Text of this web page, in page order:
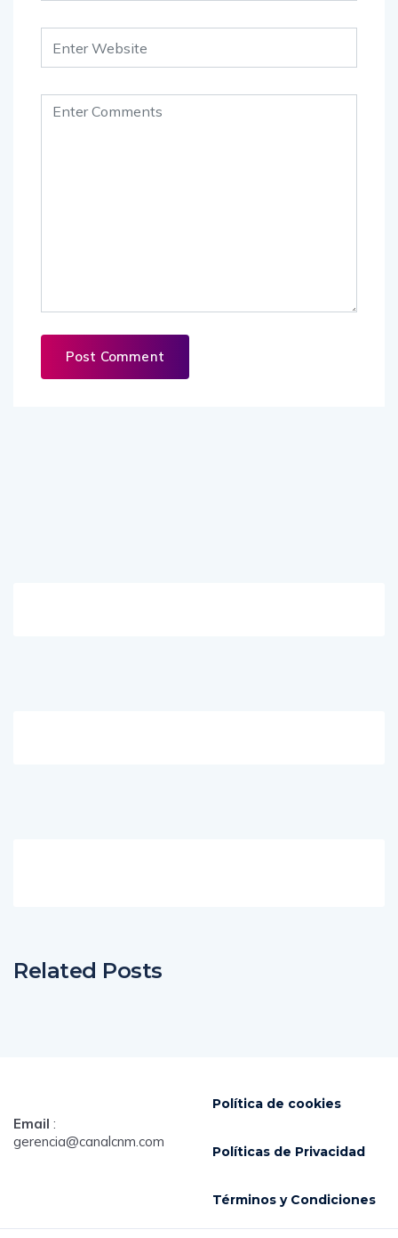
Related Posts
Email :
gerencia@canalcnm.com
Política de cookies
Políticas de Privacidad
Términos y Condiciones